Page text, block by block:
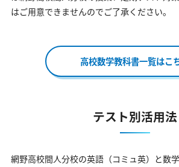
はご用意できませんのでご了承ください。
高校数学教科書一覧はこ
テスト別活用法
網野高校間人分校の英語（コミュ英）と数